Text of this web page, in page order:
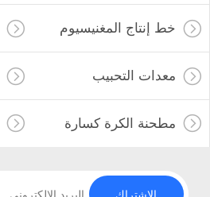
خط إنتاج المغنيسيوم
معدات التحبيب
مطحنة الكرة كسارة
الاشتراك